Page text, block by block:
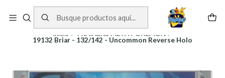
Inicio
TRAINERS META POKEMON
19132 Briar - 132/142 - Uncommon Reverse Holo